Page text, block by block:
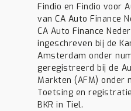
Findio en Findio voor
van CA Auto Finance
CA Auto Finance
ingeschreven bij de
Amsterdam onder
geregistreerd bij de
Markten (AFM) onder
Toetsing en
BKR in Tiel.